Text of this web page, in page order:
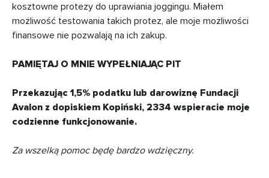
kosztowne protezy do uprawiania joggingu. Miałem
możliwość testowania takich protez, ale moje możliwości
finansowe nie pozwalają na ich zakup.
PAMIĘTAJ O MNIE WYPEŁNIAJĄC PIT
Przekazując 1,5% podatku lub darowiznę Fundacji
Avalon z dopiskiem Kopiński, 2334 wspieracie moje
codzienne funkcjonowanie.
Za wszelką pomoc będę bardzo wdzięczny.